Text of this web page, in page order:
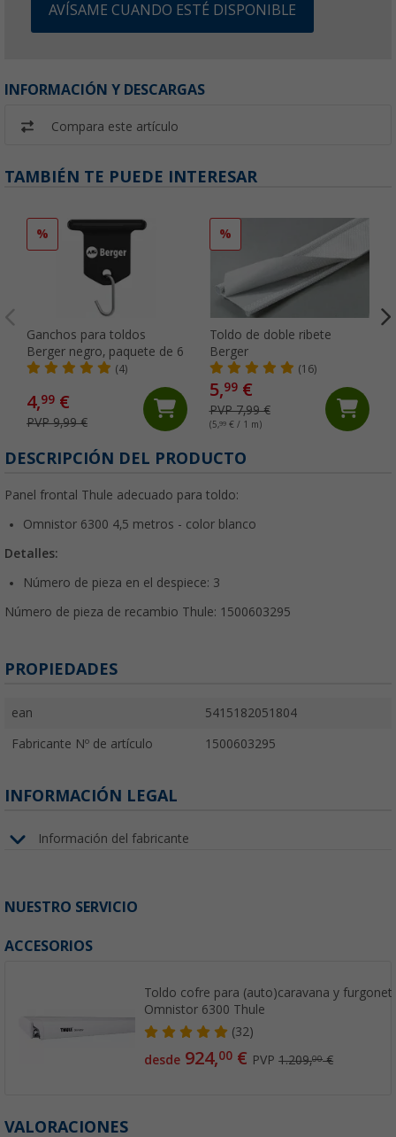
AVÍSAME CUANDO ESTÉ DISPONIBLE
INFORMACIÓN Y DESCARGAS
Compara este artículo
TAMBIÉN TE PUEDE INTERESAR
%
Ganchos para toldos
Berger negro, paquete de 6
(4)
4,99 €
PVP 9,99 €
%
Toldo de doble ribete
Berger
(16)
5,99€
PVP 7,99 €
(5,99€ / 1 m)
DESCRIPCIÓN DEL PRODUCTO
Panel frontal Thule adecuado para toldo:
Omnistor 6300 4,5 metros - color blanco
Detalles:
Número de pieza en el despiece: 3
Número de pieza de recambio Thule: 1500603295
PROPIEDADES
ean 5415182051804
Fabricante Nº de artículo 1500603295
INFORMACIÓN LEGAL
Información del fabricante
NUESTRO SERVICIO
ACCESORIOS
Toldo cofre para (auto)caravana y
Omnistor 6300 Thule
(32)
desde 924,00 € PVP1.209,00€
VALORACIONES